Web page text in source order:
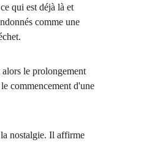
qui est déjà là et
comme une
le prolongement
commencement d'une
nostalgie. Il affirme